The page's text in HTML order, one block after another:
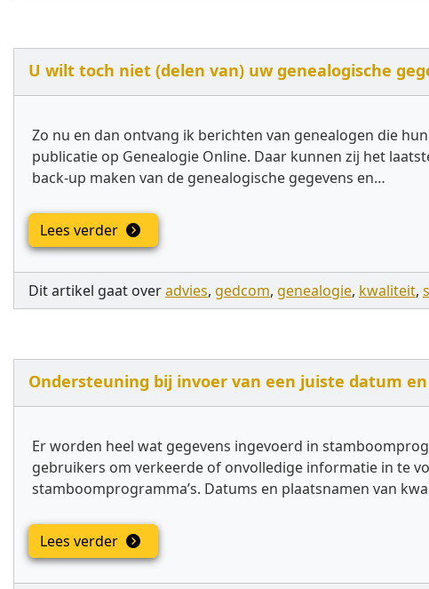
U wilt toch niet (delen van) uw genealogische
Zo nu en dan ontvang ik berichten van genealogen die
publicatie op Genealogie Online. Daar kunnen zij het
back-up maken van de genealogische gegevens en…
Lees verder
Dit artikel gaat overadvies, gedcom, genealogie, kwaliteit,
Ondersteuning bij invoer van een juiste datum
Er worden heel wat gegevens ingevoerd in
gebruikers om verkeerde of onvolledige informatie in te
stamboomprogramma’s. Datums en plaatsnamen van
Lees verder